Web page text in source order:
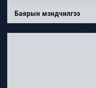
Баярын мэндчилгээ